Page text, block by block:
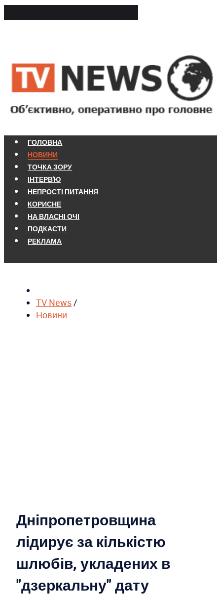
ГОЛОВНА
НОВИНИ
ТОЧКА ЗОРУ
ІНТЕРВ'Ю
НЕПРОСТІ ПИТАННЯ
КОРИСНЕ
НА ВЛАСНІ ОЧІ
ПОДКАСТИ
РЕКЛАМА
TV News/
Новини
Дніпропетровщина
лідирує за кількістю
шлюбів, укладених в
"дзеркальну" дату